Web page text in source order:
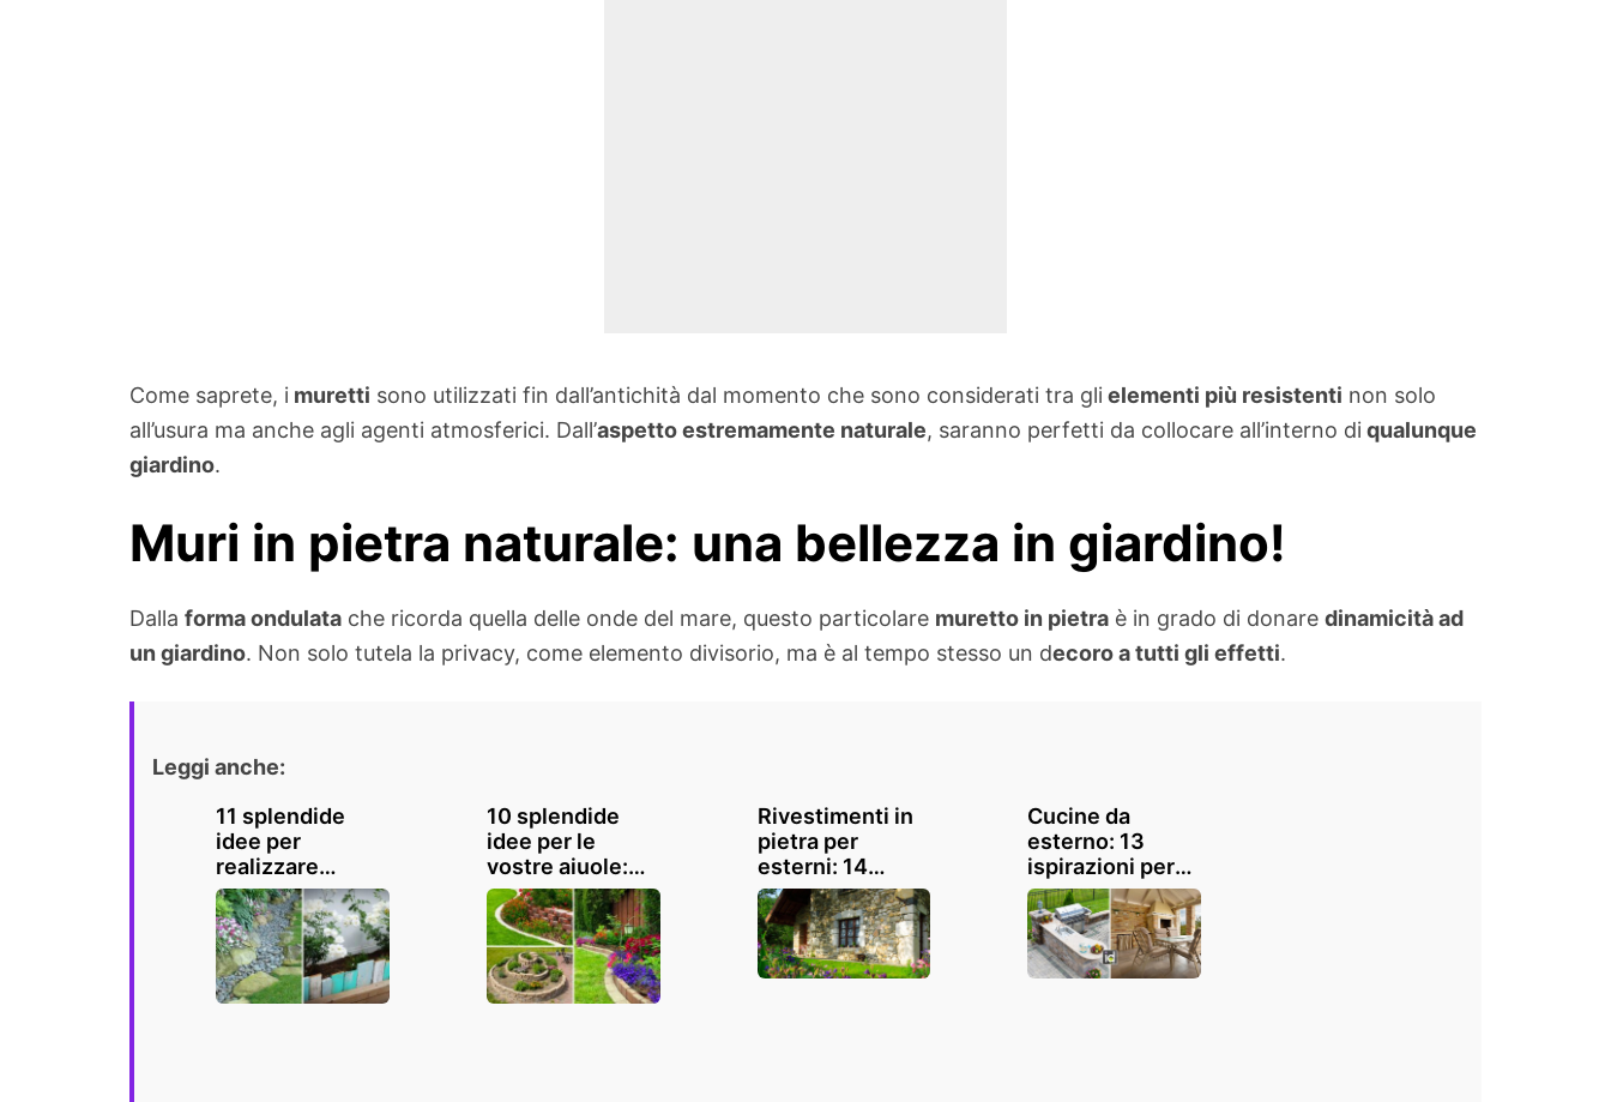
Come saprete, i muretti sono utilizzati fin dall’antichità dal momento che sono considerati tra gli elementi più resistenti non solo
all’usura ma anche agli agenti atmosferici. Dall’aspetto estremamente naturale, saranno perfetti da collocare all’interno di qualunque
giardino.
Muri in pietra naturale: una bellezza in giardino!
Dalla forma ondulata che ricorda quella delle onde del mare, questo particolare muretto in pietra è in grado di donare dinamicità ad
un giardino. Non solo tutela la privacy, come elemento divisorio, ma è al tempo stesso un decoro a tutti gli effetti.
Leggi anche:
11 splendide
idee per
realizzare
bordure
eccezionali in
giardino
10 splendide
idee per le
vostre aiuole:
muretti e
bordure in
mattoni
Rivestimenti in
pietra per
esterni: 14
splendide idee
per ispirarsi
Cucine da
esterno: 13
ispirazioni per
una bella cucina
in giardino